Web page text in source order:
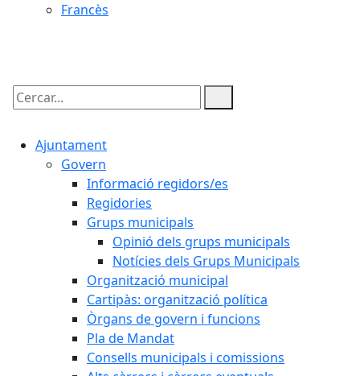
Francès
Cercar:
Ajuntament
Govern
Informació regidors/es
Regidories
Grups municipals
Opinió dels grups municipals
Notícies dels Grups Municipals
Organització municipal
Cartipàs: organització política
Òrgans de govern i funcions
Pla de Mandat
Consells municipals i comissions